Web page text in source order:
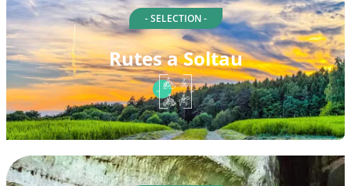
- SELECTION -
Rutes a Soltau